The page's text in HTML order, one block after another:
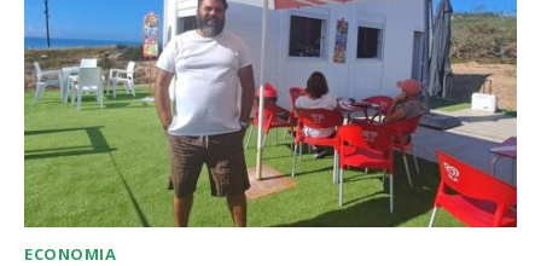
ECONOMIA